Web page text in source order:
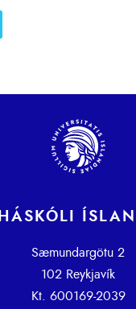
HÁSKÓLI
Sæmundargötu 2
102 Reykjavík
Kt. 600169-2039